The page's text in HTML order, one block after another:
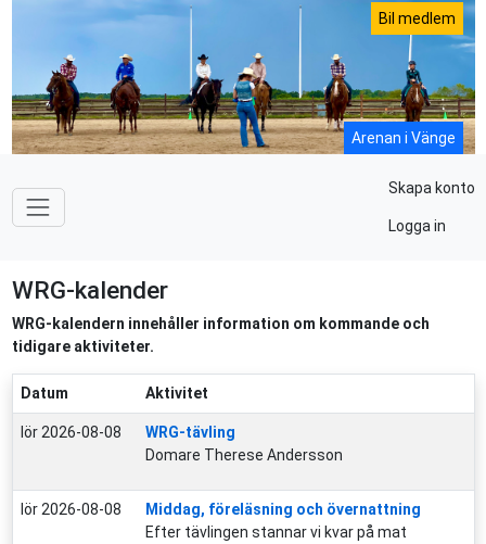
Bil medlem
Arenan i Vänge
Skapa konto
Logga in
WRG-kalender
WRG-kalendern innehåller information om kommande och
tidigare aktiviteter.
Datum Aktivitet
lör 2026-08-08
WRG-tävling
Domare Therese Andersson
lör 2026-08-08
Middag, föreläsning och övernattning
Efter tävlingen stannar vi kvar på mat